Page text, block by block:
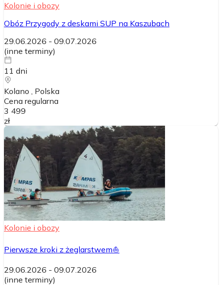
Kolonie i obozy
Obóz Przygody z deskami SUP na Kaszubach
29.06.2026 - 09.07.2026
(inne terminy)
11 dni
Kolano , Polska
Cena regularna
3 499
zł
Kolonie i obozy
Pierwsze kroki z żeglarstwem⛵
29.06.2026 - 09.07.2026
(inne terminy)